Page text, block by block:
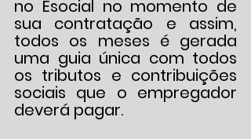
no Esocial no momento de
sua contratação e assim,
todos os meses é gerada
uma guia única com todos
os tributos e contribuições
sociais que o empregador
deverá pagar.